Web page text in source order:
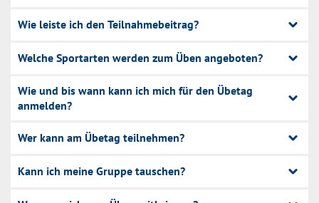
Wie leiste ich den Teilnahmebeitrag?
Welche Sportarten werden zum Üben angeboten?
Wie und bis wann kann ich mich für den Übetag
anmelden?
Wer kann am Übetag teilnehmen?
Kann ich meine Gruppe tauschen?